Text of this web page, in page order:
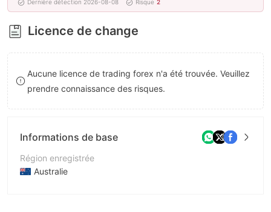
7
8
9
5
6
7
8
9
Dernière détection 2026-08-08 Risque 2
Licence de change
Aucune licence de trading forex n'a été trouvée. Veuillez
prendre connaissance des risques.
Informations de base
Région enregistrée
Australie